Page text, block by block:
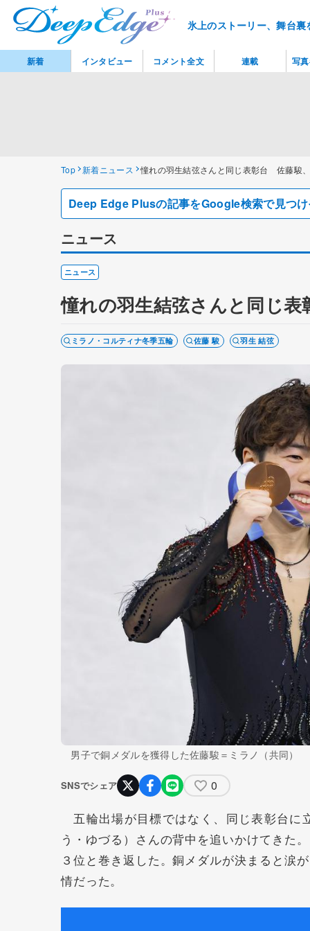
氷上のストーリー、舞台
Top 新着ニュース 憧れの羽生結弦さんと同じ表彰台 佐藤駿
Deep Edge Plusの記事をGoogle検索で見つ
ニュース
ニュース
憧れの羽生結弦さんと同じ
ミラノ・コルティナ冬季五輪 佐藤 駿 羽生 結弦
男子で銅メダルを獲得した佐藤駿＝ミラノ（共同）
SNSでシェア 0
五輪出場が目標ではなく、同じ表彰台に
う・ゆづる）さんの背中を追いかけてきた
３位と巻き返した。銅メダルが決まると涙
情だった。
新着 インタビュー コメント全文 連載 写